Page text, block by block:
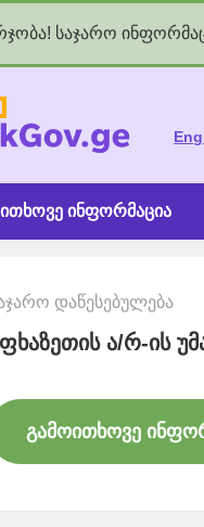
საჯარო
ინფორმაცია
დაწესებულება
ა/რ-ის
გამოითხოვე